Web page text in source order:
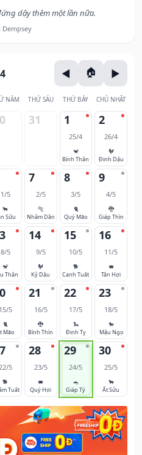
dậy thêm một lần nữa.
Dempsey
NĂM THỨ SÁU THỨ BẢY CHỦ NHẬT
31 1
25/4
🐒
Bính Thân
2
26/4
🐓
Đinh Dậu
1/5
🐂
Sửu
7
2/5
🐅
Nhâm Dần
8
3/5
🐈
Quý Mão
9
4/5
🐉
Giáp Thìn
8/5
🐒
Thân
14
9/5
🐓
Kỷ Dậu
15
10/5
🐕
Canh Tuất
16
11/5
🐖
Tân Hợi
15/5
🐈
Mão
21
16/5
🐉
Bính Thìn
22
17/5
🐍
Đinh Tỵ
23
18/5
🐎
Mậu Ngọ
5
🐕
Tuất
28
23/5
🐖
Quý Hợi
29
24/5
🐀
Giáp Tý
30
25/5
🐂
Ất Sửu